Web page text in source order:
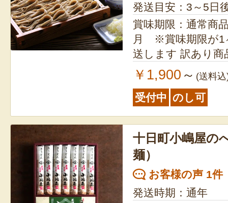
発送目安：3～5日
賞味期限：通常商
月 ※賞味期限が1
送します 訳
￥1,900 ～ (送料
受付中 のし可
十日町小嶋屋の
麺）
お客様の声 1件
発送時期：通年